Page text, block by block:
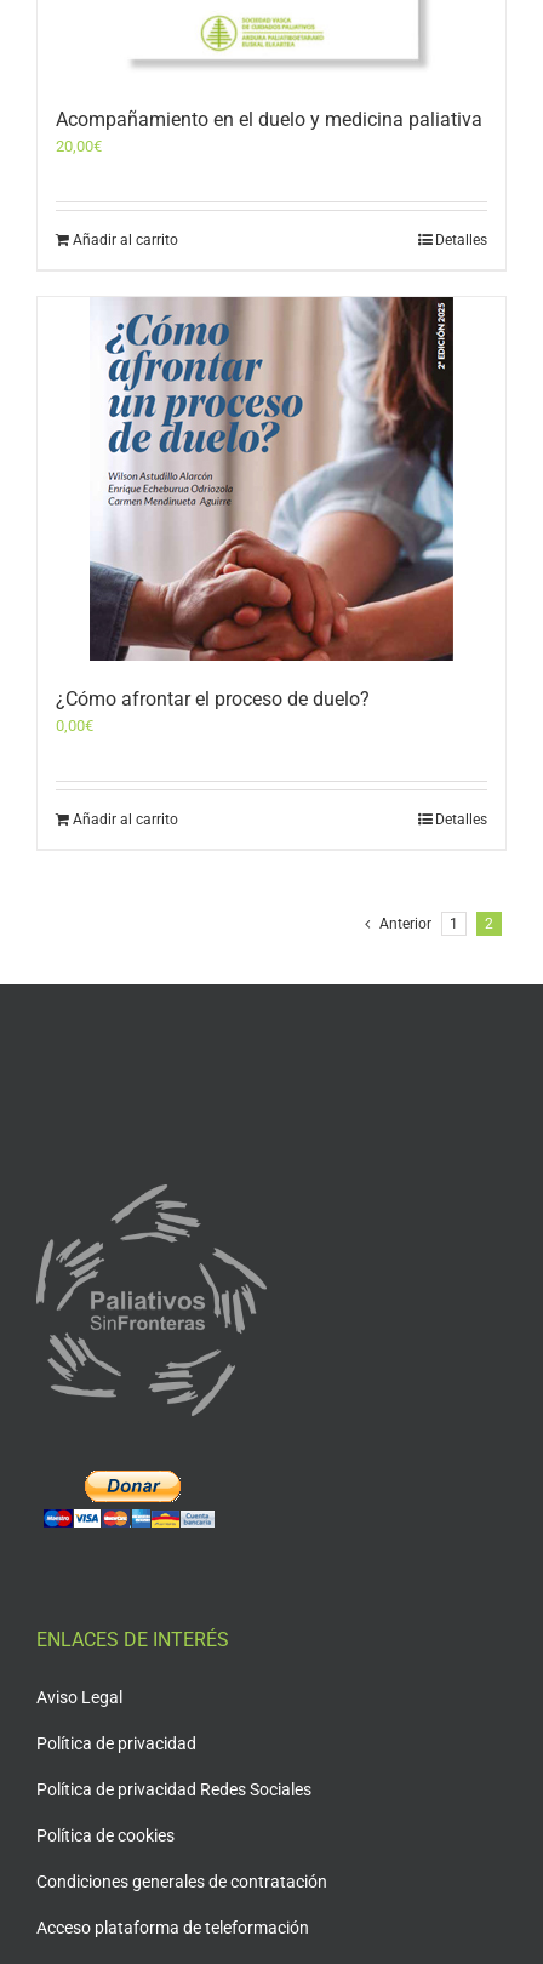
Acompañamiento en el duelo y medicina paliativa
20,00€
Añadir al carrito Detalles
¿Cómo afrontar el proceso de duelo?
0,00€
Añadir al carrito Detalles
Anterior 1 2
ENLACES DE INTERÉS
Aviso Legal
Política de privacidad
Política de privacidad Redes Sociales
Política de cookies
Condiciones generales de contratación
Acceso plataforma de teleformación